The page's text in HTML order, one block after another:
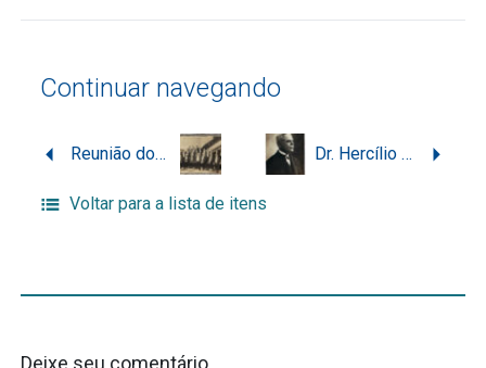
Continuar navegando
Reunião dos catarinenses no salão do Derby Club, Rio de Janeiro Dr. Hercílio Pedro da Luz em registro oficial
Voltar para a lista de itens
Deixe seu comentário